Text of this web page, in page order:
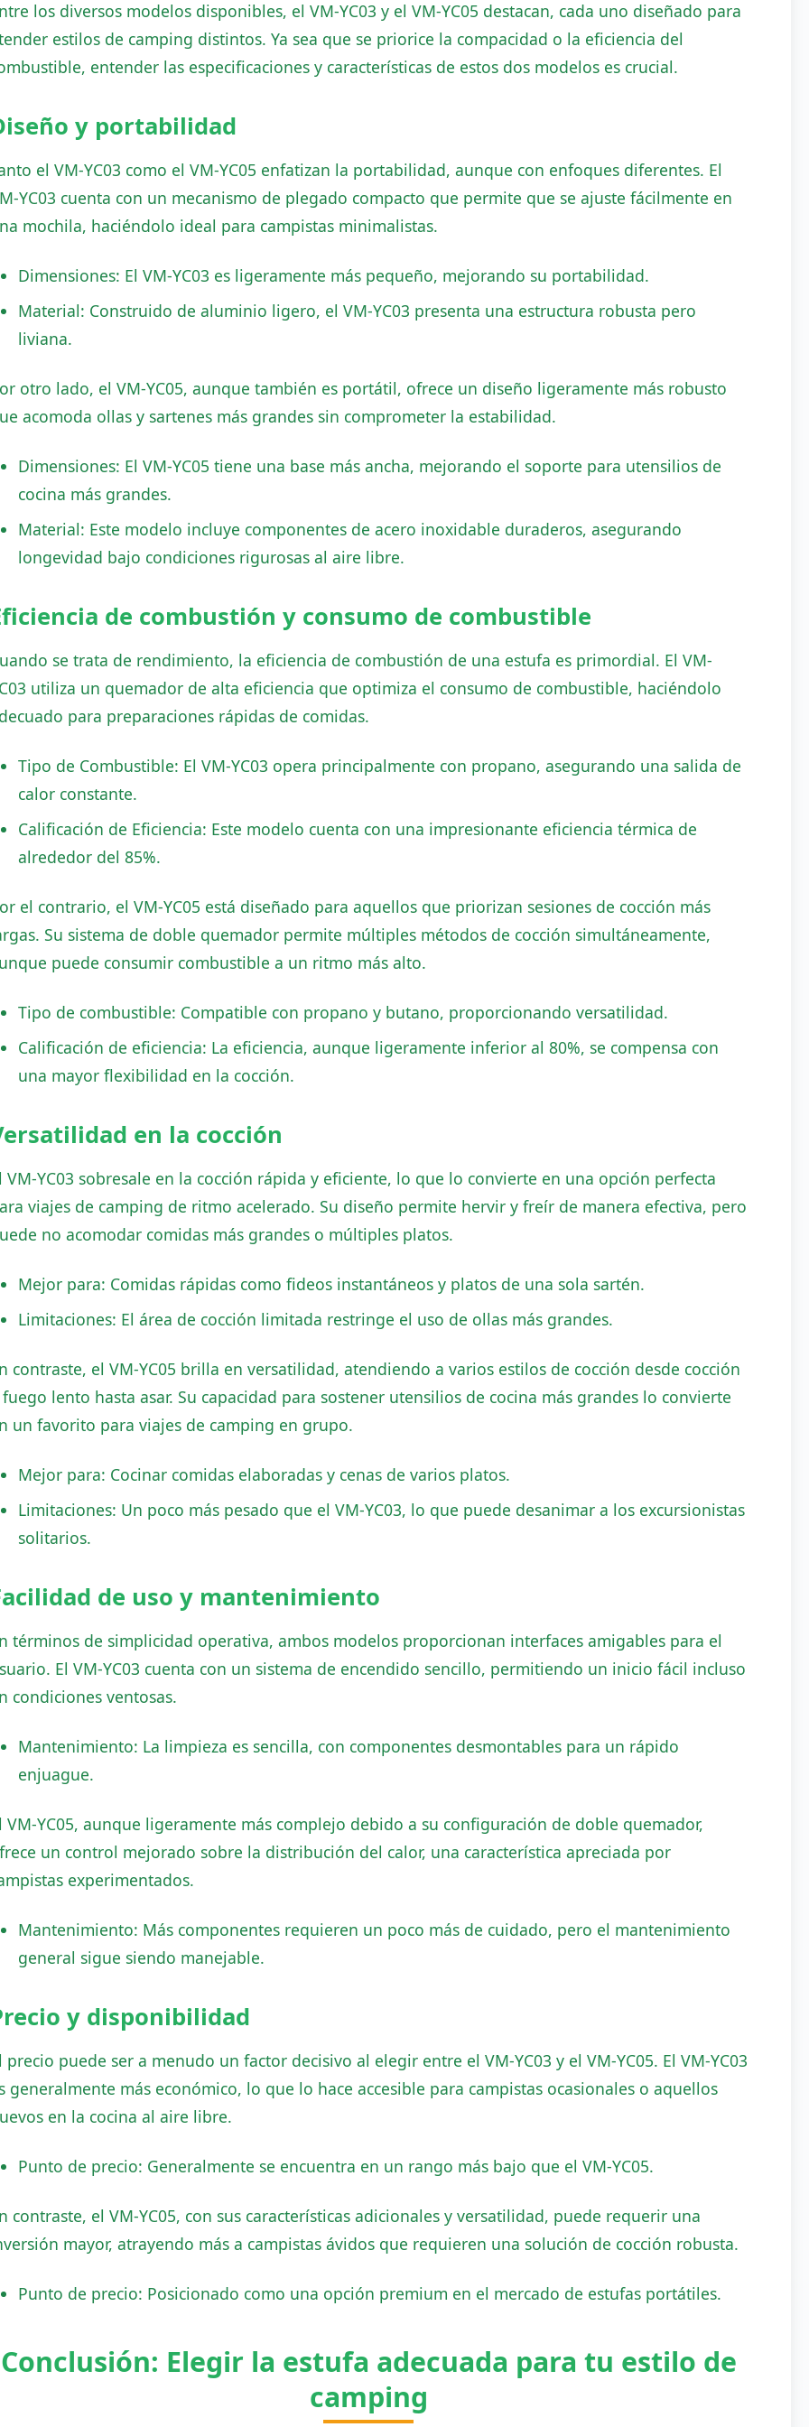
los diversos modelos disponibles, el VM-YC03 y el VM-YC05 destacan, cada uno diseñado para
estilos de camping distintos. Ya sea que se priorice la compacidad o la eficiencia del
entender las especificaciones y características de estos dos modelos es crucial.
y portabilidad
el VM-YC03 como el VM-YC05 enfatizan la portabilidad, aunque con enfoques diferentes. El
YC03 cuenta con un mecanismo de plegado compacto que permite que se ajuste fácilmente en
mochila, haciéndolo ideal para campistas minimalistas.
Dimensiones: El VM-YC03 es ligeramente más pequeño, mejorando su portabilidad.
Material: Construido de aluminio ligero, el VM-YC03 presenta una estructura robusta pero
liviana.
otro lado, el VM-YC05, aunque también es portátil, ofrece un diseño ligeramente más robusto
acomoda ollas y sartenes más grandes sin comprometer la estabilidad.
Dimensiones: El VM-YC05 tiene una base más ancha, mejorando el soporte para utensilios de
cocina más grandes.
Material: Este modelo incluye componentes de acero inoxidable duraderos, asegurando
longevidad bajo condiciones rigurosas al aire libre.
de combustión y consumo de combustible
se trata de rendimiento, la eficiencia de combustión de una estufa es primordial. El VM-
utiliza un quemador de alta eficiencia que optimiza el consumo de combustible, haciéndolo
para preparaciones rápidas de comidas.
Tipo de Combustible: El VM-YC03 opera principalmente con propano, asegurando una salida de
calor constante.
Calificación de Eficiencia: Este modelo cuenta con una impresionante eficiencia térmica de
alrededor del 85%.
el contrario, el VM-YC05 está diseñado para aquellos que priorizan sesiones de cocción más
Su sistema de doble quemador permite múltiples métodos de cocción simultáneamente,
puede consumir combustible a un ritmo más alto.
Tipo de combustible: Compatible con propano y butano, proporcionando versatilidad.
Calificación de eficiencia: La eficiencia, aunque ligeramente inferior al 80%, se compensa con
una mayor flexibilidad en la cocción.
en la cocción
VM-YC03 sobresale en la cocción rápida y eficiente, lo que lo convierte en una opción perfecta
viajes de camping de ritmo acelerado. Su diseño permite hervir y freír de manera efectiva, pero
no acomodar comidas más grandes o múltiples platos.
Mejor para: Comidas rápidas como fideos instantáneos y platos de una sola sartén.
Limitaciones: El área de cocción limitada restringe el uso de ollas más grandes.
contraste, el VM-YC05 brilla en versatilidad, atendiendo a varios estilos de cocción desde cocción
lento hasta asar. Su capacidad para sostener utensilios de cocina más grandes lo convierte
un favorito para viajes de camping en grupo.
Mejor para: Cocinar comidas elaboradas y cenas de varios platos.
Limitaciones: Un poco más pesado que el VM-YC03, lo que puede desanimar a los excursionistas
solitarios.
de uso y mantenimiento
términos de simplicidad operativa, ambos modelos proporcionan interfaces amigables para el
El VM-YC03 cuenta con un sistema de encendido sencillo, permitiendo un inicio fácil incluso
condiciones ventosas.
Mantenimiento: La limpieza es sencilla, con componentes desmontables para un rápido
enjuague.
VM-YC05, aunque ligeramente más complejo debido a su configuración de doble quemador,
un control mejorado sobre la distribución del calor, una característica apreciada por
experimentados.
Mantenimiento: Más componentes requieren un poco más de cuidado, pero el mantenimiento
general sigue siendo manejable.
y disponibilidad
precio puede ser a menudo un factor decisivo al elegir entre el VM-YC03 y el VM-YC05. El VM-YC03
generalmente más económico, lo que lo hace accesible para campistas ocasionales o aquellos
en la cocina al aire libre.
Punto de precio: Generalmente se encuentra en un rango más bajo que el VM-YC05.
contraste, el VM-YC05, con sus características adicionales y versatilidad, puede requerir una
mayor, atrayendo más a campistas ávidos que requieren una solución de cocción robusta.
Punto de precio: Posicionado como una opción premium en el mercado de estufas portátiles.
Conclusión: Elegir la estufa adecuada para tu estilo de
camping